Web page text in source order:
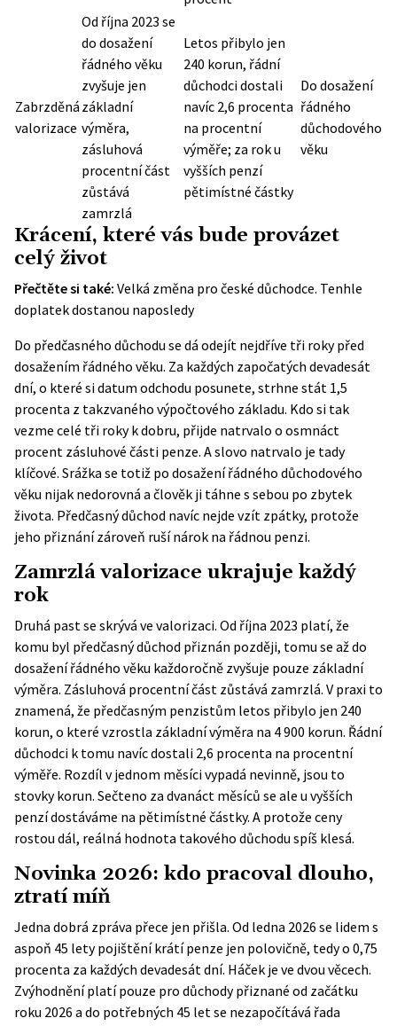
Zabrzděná
valorizace
Od října 2023 se
do dosažení
řádného věku
zvyšuje jen
základní
výměra,
zásluhová
procentní část
zůstává
zamrzlá
Letos přibylo jen
240 korun, řádní
důchodci dostali
navíc 2,6 procenta
na procentní
výměře; za rok u
vyšších penzí
pětimístné částky
Do dosažení
řádného
důchodového
věku
Krácení, které vás bude provázet
celý život
Přečtěte si také: Velká změna pro české důchodce. Tenhle
doplatek dostanou naposledy
Do předčasného důchodu se dá odejít nejdříve tři roky před
dosažením řádného věku. Za každých započatých devadesát
dní, o které si datum odchodu posunete, strhne stát 1,5
procenta z takzvaného výpočtového základu. Kdo si tak
vezme celé tři roky k dobru, přijde natrvalo o osmnáct
procent zásluhové části penze. A slovo natrvalo je tady
klíčové. Srážka se totiž po dosažení řádného důchodového
věku nijak nedorovná a člověk ji táhne s sebou po zbytek
života. Předčasný důchod navíc nejde vzít zpátky, protože
jeho přiznání zároveň ruší nárok na řádnou penzi.
Zamrzlá valorizace ukrajuje každý
rok
Druhá past se skrývá ve valorizaci. Od října 2023 platí, že
komu byl předčasný důchod přiznán později, tomu se až do
dosažení řádného věku každoročně zvyšuje pouze základní
výměra. Zásluhová procentní část zůstává zamrzlá. V praxi to
znamená, že předčasným penzistům letos přibylo jen 240
korun, o které vzrostla základní výměra na 4 900 korun. Řádní
důchodci k tomu navíc dostali 2,6 procenta na procentní
výměře. Rozdíl v jednom měsíci vypadá nevinně, jsou to
stovky korun. Sečteno za dvanáct měsíců se ale u vyšších
penzí dostáváme na pětimístné částky. A protože ceny
rostou dál, reálná hodnota takového důchodu spíš klesá.
Novinka 2026: kdo pracoval dlouho,
ztratí míň
Jedna dobrá zpráva přece jen přišla. Od ledna 2026 se lidem s
aspoň 45 lety pojištění krátí penze jen polovičně, tedy o 0,75
procenta za každých devadesát dní. Háček je ve dvou věcech.
Zvýhodnění platí pouze pro důchody přiznané od začátku
roku 2026 a do potřebných 45 let se nezapočítává řada